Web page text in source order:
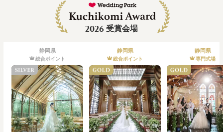
2026 受賞会場
静岡県
総合ポイント
静岡県
総合ポイント
静岡県
専門式場